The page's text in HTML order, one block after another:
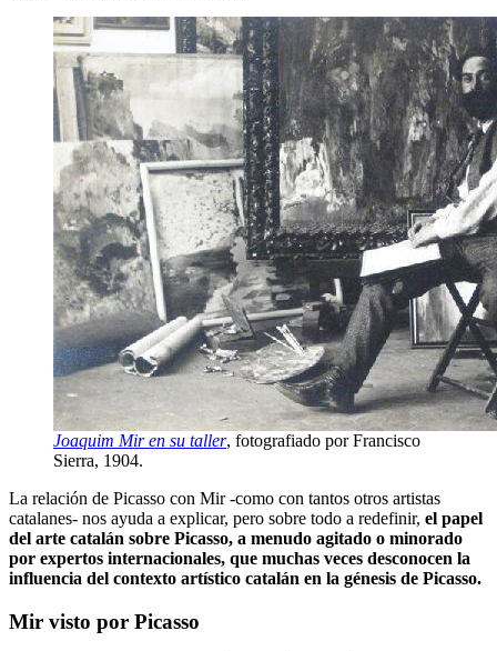
Joaquim Mir en su taller, fotografiado por Francisco
Sierra, 1904.
La relación de Picasso con Mir -como con tantos otros artistas
catalanes- nos ayuda a explicar, pero sobre todo a redefinir, el papel
del arte catalán sobre Picasso, a menudo agitado o minorado
por expertos internacionales, que muchas veces desconocen la
influencia del contexto artístico catalán en la génesis de Picasso.
Mir visto por Picasso